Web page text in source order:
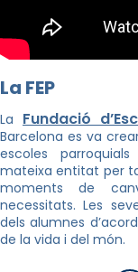
La FEP
La Fundació
Barcelona es va
escoles
mateixa entitat per
moments de
necessitats. Les
dels alumnes
de la vida i del món.